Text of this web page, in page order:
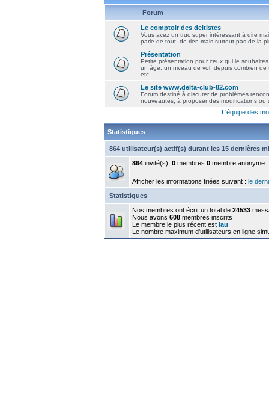
Forum
Le comptoir des deltistes
Vous avez un truc super intéressant à dire
parle de tout, de rien mais surtout pas de la
Présentation
Petite présentation pour ceux qui le
un âge, un niveau de vol, depuis combien de
etc...
Le site www.delta-club-82.com
Forum destiné à discuter de problèmes
nouveautés, à proposer des modifications ou
L'équipe des
Statistiques
864 utilisateur(s) actif(s) durant les 15 dernières
864 invité(s), 0 membres 0 membre anonyme
Afficher les informations triées suivant : le
Statistiques
Nos membres ont écrit un total de 24533
Nous avons 608 membres inscrits
Le membre le plus récent est lau
Le nombre maximum d'utilisateurs en ligne